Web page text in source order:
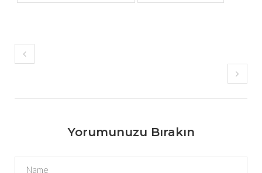
Yorumunuzu Bırakın